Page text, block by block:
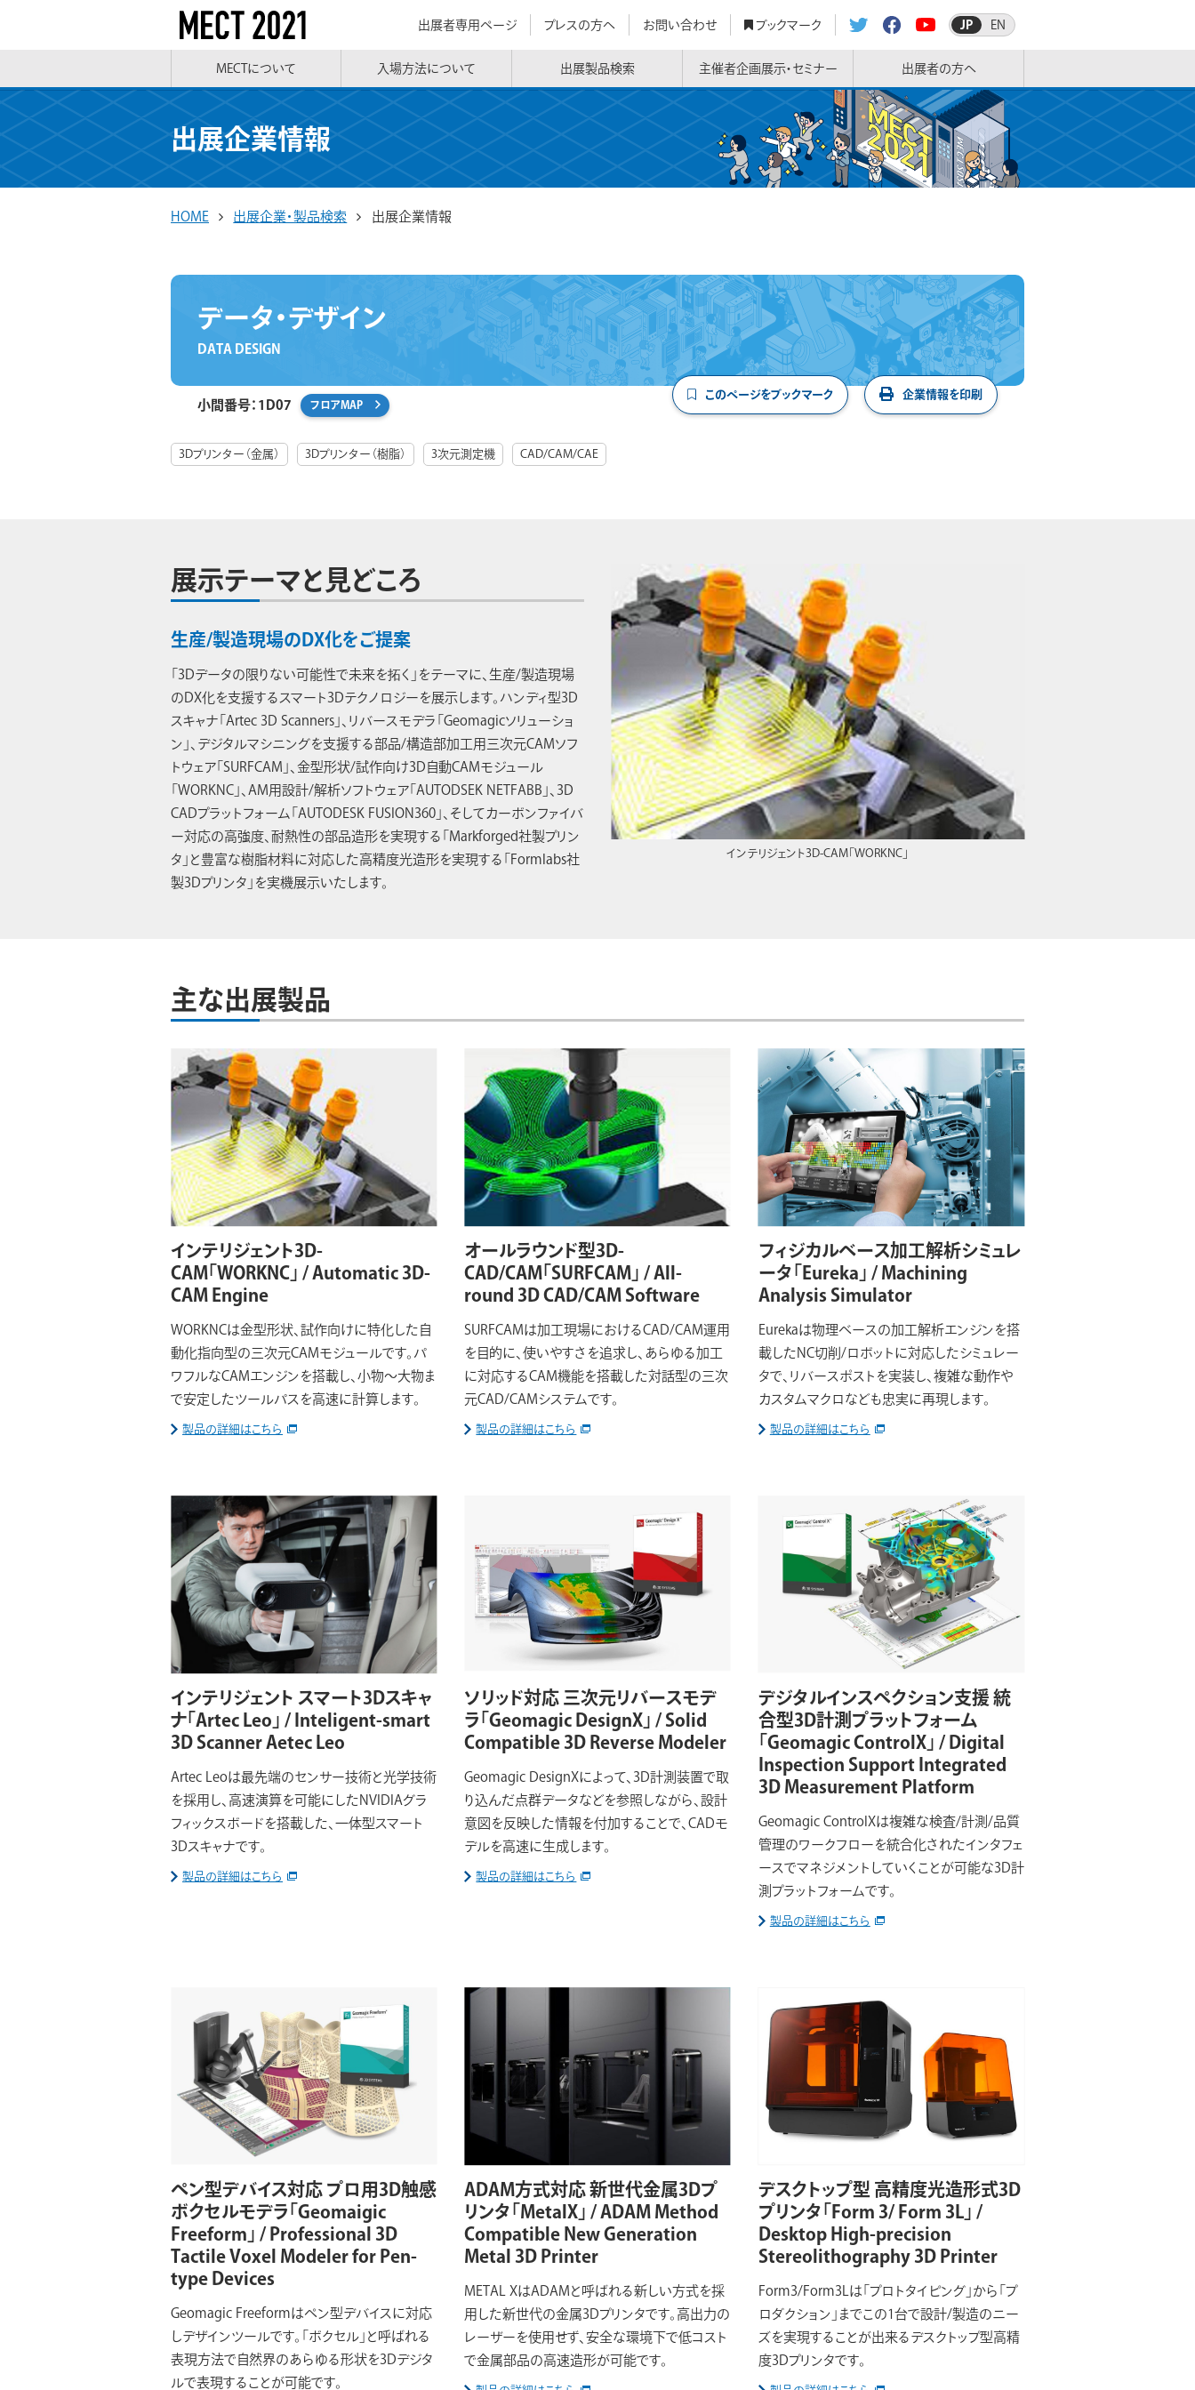
出展者専用ページ プレスの方へ お問い合わせ ブックマーク JP EN
MECTについて 入場方法について 出展製品検索 主催者企画展示・セミナー 出展者の方へ
出展企業情報
HOME 出展企業・製品検索 出展企業情報
データ・デザイン
DATA DESIGN
小間番号：1D07 フロアMAP
このページをブックマーク 企業情報を印刷
3Dプリンター（金属） 3Dプリンター（樹脂） 3次元測定機 CAD/CAM/CAE
展示テーマと見どころ
生産/製造現場のDX化をご提案
「3Dデータの限りない可能性で未来を拓く」をテーマに、生産/製造現場
のDX化を支援するスマート3Dテクノロジーを展示します。ハンディ型3D
スキャナ「Artec 3D Scanners」、リバースモデラ「Geomagicソリューショ
ン」、デジタルマシニングを支援する部品/構造部加工用三次元CAMソフ
トウェア「SURFCAM」、金型形状/試作向け3D自動CAMモジュール
「WORKNC」、AM用設計/解析ソフトウェア「AUTODSEK NETFABB」、3D
CADプラットフォーム「AUTODESK FUSION360」、そしてカーボンファイバ
ー対応の高強度、耐熱性の部品造形を実現する「Markforged社製プリン
タ」と豊富な樹脂材料に対応した高精度光造形を実現する「Formlabs社
製3Dプリンタ」を実機展示いたします。
インテリジェント3D-CAM「WORKNC」
主な出展製品
インテリジェント3D-
CAM「WORKNC」 / Automatic 3D-
CAM Engine
WORKNCは金型形状、試作向けに特化した自
動化指向型の三次元CAMモジュールです。パ
ワフルなCAMエンジンを搭載し、小物～大物ま
で安定したツールパスを高速に計算します。
製品の詳細はこちら
オールラウンド型3D-
CAD/CAM「SURFCAM」 / All-
round 3D CAD/CAM Software
SURFCAMは加工現場におけるCAD/CAM運用
を目的に、使いやすさを追求し、あらゆる加工
に対応するCAM機能を搭載した対話型の三次
元CAD/CAMシステムです。
製品の詳細はこちら
フィジカルベース加工解析シミュレ
ータ「Eureka」 / Machining
Analysis Simulator
Eurekaは物理ベースの加工解析エンジンを搭
載したNC切削/ロボットに対応したシミュレー
タで、リバースポストを実装し、複雑な動作や
カスタムマクロなども忠実に再現します。
製品の詳細はこちら
インテリジェント スマート3Dスキャ
ナ「Artec Leo」 / Inteligent-smart
3D Scanner Aetec Leo
Artec Leoは最先端のセンサー技術と光学技術
を採用し、高速演算を可能にしたNVIDIAグラ
フィックスボードを搭載した、一体型スマート
3Dスキャナです。
製品の詳細はこちら
ソリッド対応 三次元リバースモデ
ラ「Geomagic DesignX」 / Solid
Compatible 3D Reverse Modeler
Geomagic DesignXによって、3D計測装置で取
り込んだ点群データなどを参照しながら、設計
意図を反映した情報を付加することで、CADモ
デルを高速に生成します。
製品の詳細はこちら
デジタルインスペクション支援 統
合型3D計測プラットフォーム
「Geomagic ControlX」 / Digital
Inspection Support Integrated
3D Measurement Platform
Geomagic ControlXは複雑な検査/計測/品質
管理のワークフローを統合化されたインタフェ
ースでマネジメントしていくことが可能な3D計
測プラットフォームです。
製品の詳細はこちら
ペン型デバイス対応 プロ用3D触感
ボクセルモデラ「Geomaigic
Freeform」 / Professional 3D
Tactile Voxel Modeler for Pen-
type Devices
Geomagic Freeformはペン型デバイスに対応
しデザインツールです。「ボクセル」と呼ばれる
表現方法で自然界のあらゆる形状を3Dデジタ
ルで表現することが可能です。
ADAM方式対応 新世代金属3Dプ
リンタ「MetalX」 / ADAM Method
Compatible New Generation
Metal 3D Printer
METAL XはADAMと呼ばれる新しい方式を採
用した新世代の金属3Dプリンタです。高出力の
レーザーを使用せず、安全な環境下で低コスト
で金属部品の高速造形が可能です。
デスクトップ型 高精度光造形式3D
プリンタ「Form 3/ Form 3L」 /
Desktop High-precision
Stereolithography 3D Printer
Form3/Form3Lは「プロトタイピング」から「プ
ロダクション」までこの1台で設計/製造のニー
ズを実現することが出来るデスクトップ型高精
度3Dプリンタです。